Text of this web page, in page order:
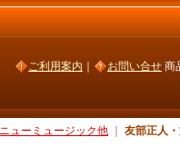
ご利用案内 お問い合せ 商
ューミュージック他
友部正人